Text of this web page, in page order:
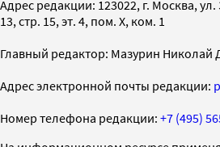
Адрес редакции: 123022, г. Москва,
13, стр. 15, эт. 4, пом. X, ком. 1
Главный редактор: Мазурин Николай
Адрес электронной почты редакции:
Номер телефона редакции: +7 (495)